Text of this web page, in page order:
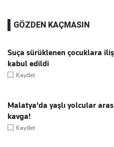
GÖZDEN KAÇMASIN
Suça sürüklenen çocuklara
kabul edildi
Kaydet
Malatya'da yaşlı yolcular
kavga!
Kaydet